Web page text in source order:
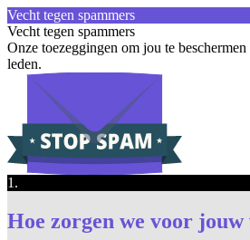
Vecht tegen spammers
Vecht tegen spammers
Onze toezeggingen om jou te
leden.
1.
Hoe zorgen we voor